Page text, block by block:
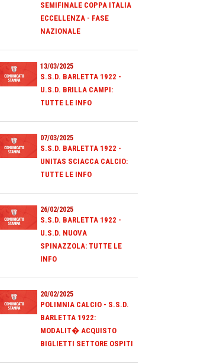
SEMIFINALE COPPA ITALIA
ECCELLENZA - FASE
NAZIONALE
13/03/2025
S.S.D. BARLETTA 1922 -
U.S.D. BRILLA CAMPI:
TUTTE LE INFO
07/03/2025
S.S.D. BARLETTA 1922 -
UNITAS SCIACCA CALCIO:
TUTTE LE INFO
26/02/2025
S.S.D. BARLETTA 1922 -
U.S.D. NUOVA
SPINAZZOLA: TUTTE LE
INFO
20/02/2025
POLIMNIA CALCIO - S.S.D.
BARLETTA 1922:
MODALIT� ACQUISTO
BIGLIETTI SETTORE OSPITI